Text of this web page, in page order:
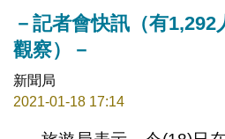
－記者會快訊（有
觀察）－
新聞局
2021-01-18 17:14